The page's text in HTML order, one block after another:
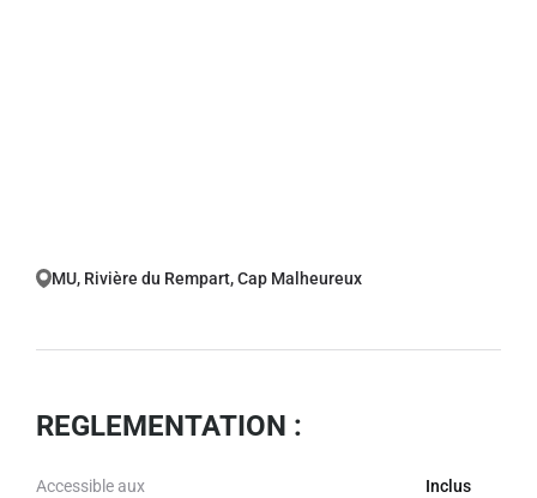
MU, Rivière du Rempart, Cap Malheureux
REGLEMENTATION :
Accessible aux
Inclus